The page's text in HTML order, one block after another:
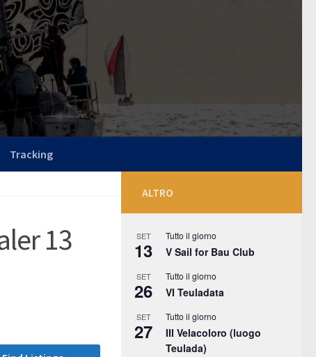
Tracking
13
ALTRO
SET
13
Tutto il giorno
V Sail for Bau Club
SET
26
Tutto il giorno
VI Teuladata
SET
27
Tutto il giorno
III Velacoloro (luogo
Teulada)